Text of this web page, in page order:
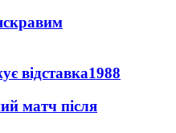
відставка1988
матч після